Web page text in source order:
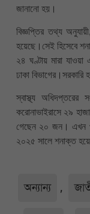
জানানো হয়।
বিজ্ঞপ্তির তথ্য
হয়েছে।সেই হিসেবে
২৪ ঘণ্টায় মারা
ঢাকা বিভাগের।সরকারি
স্বাস্থ্য অধিদপ্তরের
করোনাভাইরাসে ২৯
গেছেন ২০ জন। এখন
২০২৫ সালে শনাক্ত
অন্যান্য ,